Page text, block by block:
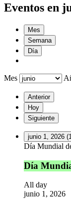
Eventos en
Mes
Semana
Día
Mes
Anterior
Hoy
Siguiente
junio 1, 2026
Día Mundial
Día
All day
junio 1, 2026